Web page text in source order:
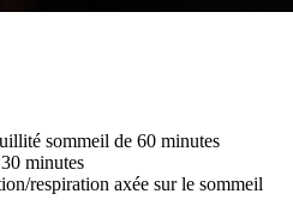
sommeil de 60 minutes
minutes
respiration axée sur le sommeil